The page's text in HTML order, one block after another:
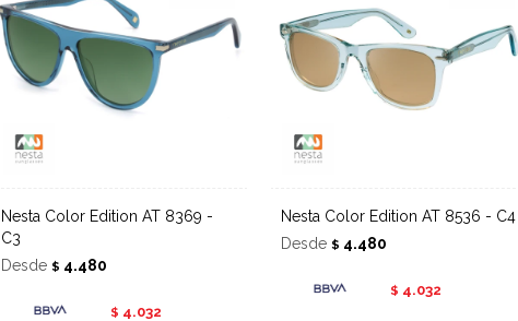
Nesta Color Edition AT 8369 -
C3
Desde $ 4.480
$ 4.032
Nesta Color Edition AT 8536 - C4
Desde $ 4.480
$ 4.032